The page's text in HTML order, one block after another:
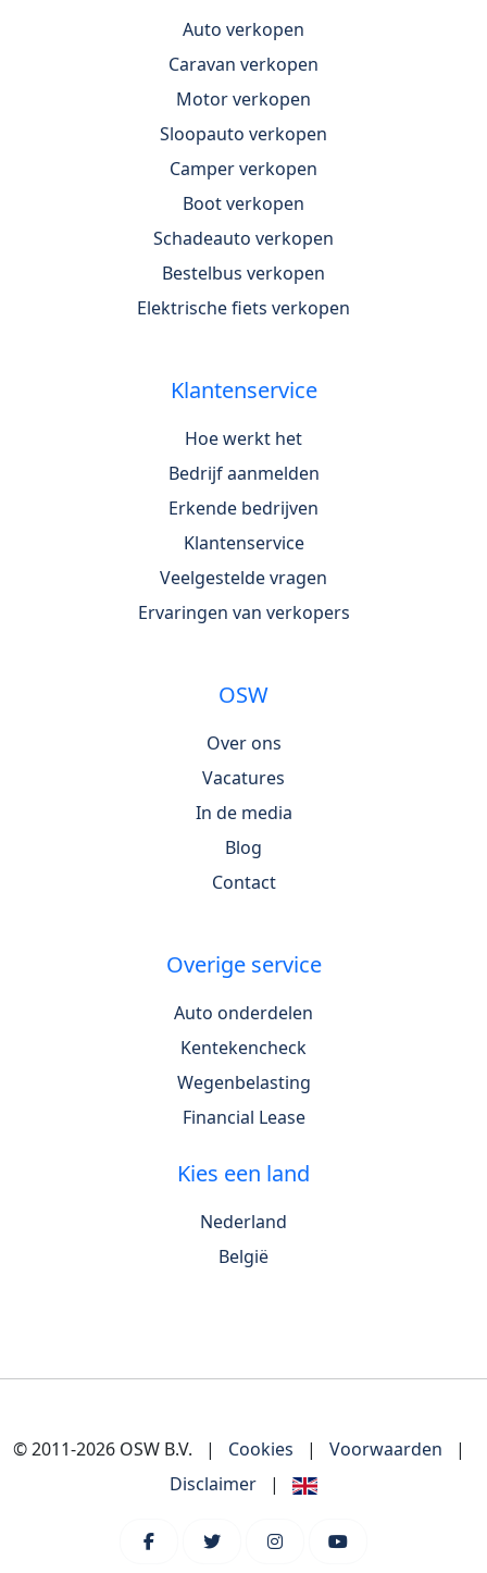
Auto verkopen
Caravan verkopen
Motor verkopen
Sloopauto verkopen
Camper verkopen
Boot verkopen
Schadeauto verkopen
Bestelbus verkopen
Elektrische fiets verkopen
Klantenservice
Hoe werkt het
Bedrijf aanmelden
Erkende bedrijven
Klantenservice
Veelgestelde vragen
Ervaringen van verkopers
OSW
Over ons
Vacatures
In de media
Blog
Contact
Overige service
Auto onderdelen
Kentekencheck
Wegenbelasting
Financial Lease
Kies een land
Nederland
België
© 2011-2026 OSW B.V. | Cookies | Voorwaarden
|
Disclaimer
|